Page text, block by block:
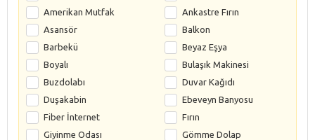
Amerikan Mutfak
Ankastre Fırın
Asansör
Balkon
Barbekü
Beyaz Eşya
Boyalı
Bulaşık Makinesi
Buzdolabı
Duvar Kağıdı
Duşakabin
Ebeveyn Banyosu
Fiber İnternet
Fırın
Giyinme Odası
Gömme Dolap